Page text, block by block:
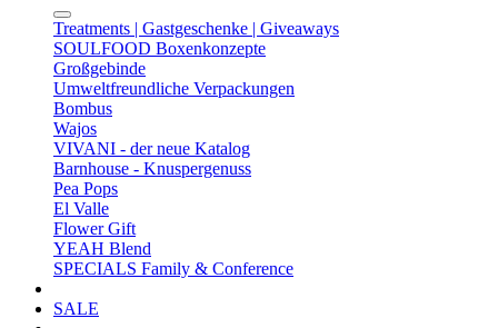
Treatments | Gastgeschenke | Giveaways
SOULFOOD Boxenkonzepte
Großgebinde
Umweltfreundliche Verpackungen
Bombus
Wajos
VIVANI - der neue Katalog
Barnhouse - Knuspergenuss
Pea Pops
El Valle
Flower Gift
YEAH Blend
SPECIALS Family & Conference
SALE